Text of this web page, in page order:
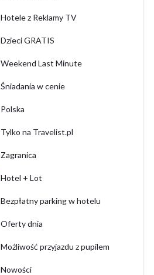
Hotele z Reklamy TV
Dzieci GRATIS
Weekend Last Minute
Śniadania w cenie
Polska
Tylko na Travelist.pl
Zagranica
Hotel + Lot
Bezpłatny parking w hotelu
Oferty dnia
Możliwość przyjazdu z pupilem
Nowości